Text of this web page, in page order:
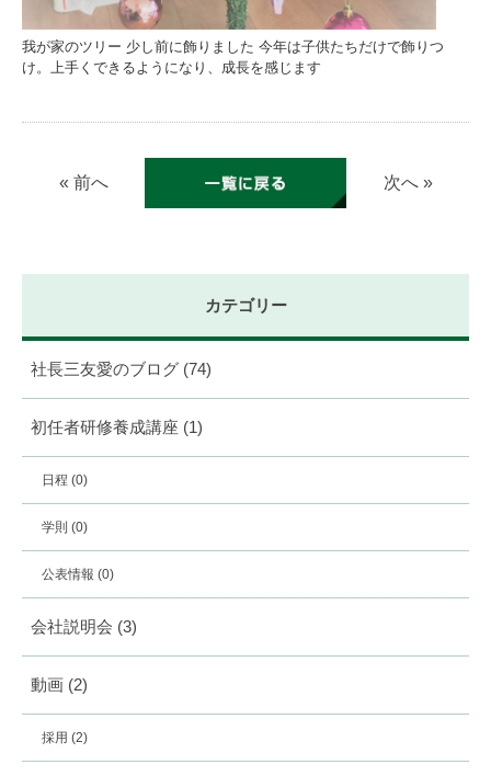
我が家のツリー 少し前に飾りました 今年は子供たちだけで飾りつ
け。上手くできるようになり、成長を感じます
« 前へ 次へ »
カテゴリー
社長三友愛のブログ (74)
初任者研修養成講座 (1)
日程 (0)
学則 (0)
公表情報 (0)
会社説明会 (3)
動画 (2)
採用 (2)